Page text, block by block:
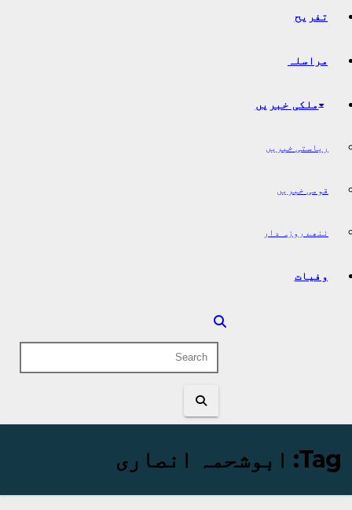
تفریح
مراسلہ
ملکی خبریں
ریاستی خبریں
قومی خبریں
ننھے روزہ دار
وفیات
Tag: ابوشحمہ انصاری